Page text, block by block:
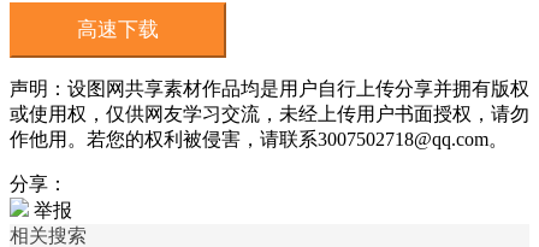
高速下载
声明：设图网共享素材作品均是用户自行上传分享并拥有版权
或使用权，仅供网友学习交流，未经上传用户书面授权，请勿
作他用。若您的权利被侵害，请联系3007502718@qq.com。
分享：
举报
相关搜索